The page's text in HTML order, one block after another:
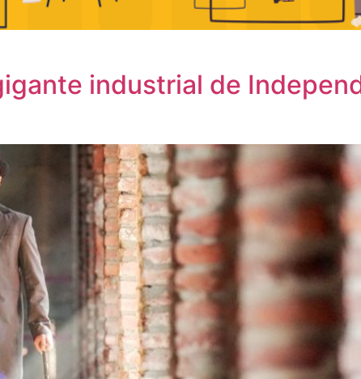
industrial de